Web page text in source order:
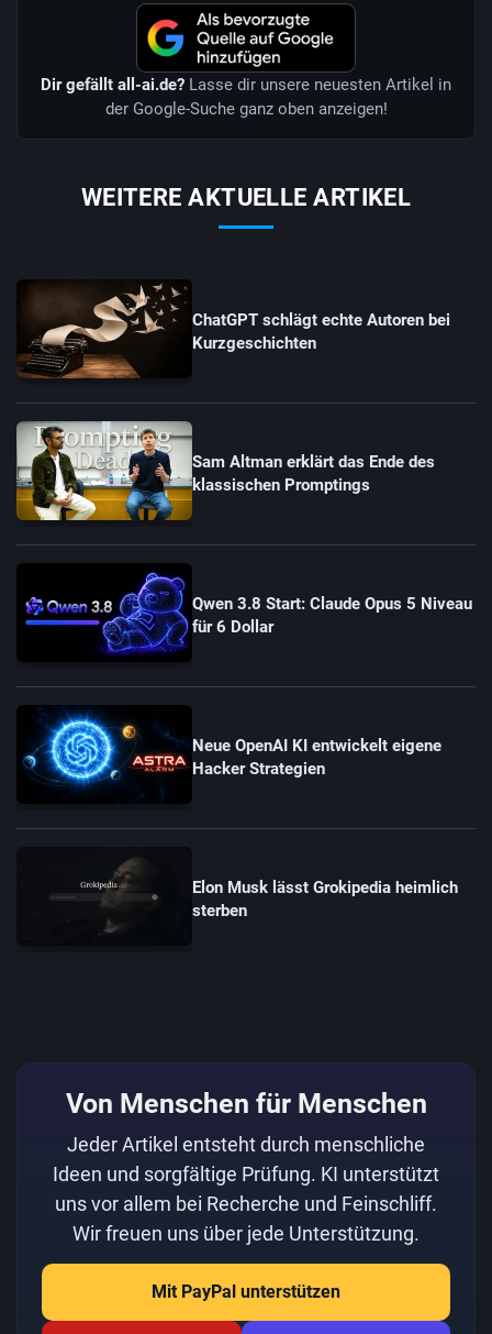
Dir gefällt all-ai.de? Lasse dir unsere neuesten Artikel in
der Google-Suche ganz oben anzeigen!
WEITERE AKTUELLE ARTIKEL
ChatGPT schlägt echte Autoren bei
Kurzgeschichten
Sam Altman erklärt das Ende des
klassischen Promptings
Qwen 3.8 Start: Claude Opus 5 Niveau
für 6 Dollar
Neue OpenAI KI entwickelt eigene
Hacker Strategien
Elon Musk lässt Grokipedia heimlich
sterben
Von Menschen für Menschen
Jeder Artikel entsteht durch menschliche
Ideen und sorgfältige Prüfung. KI unterstützt
uns vor allem bei Recherche und Feinschliff.
Wir freuen uns über jede Unterstützung.
Mit PayPal unterstützen